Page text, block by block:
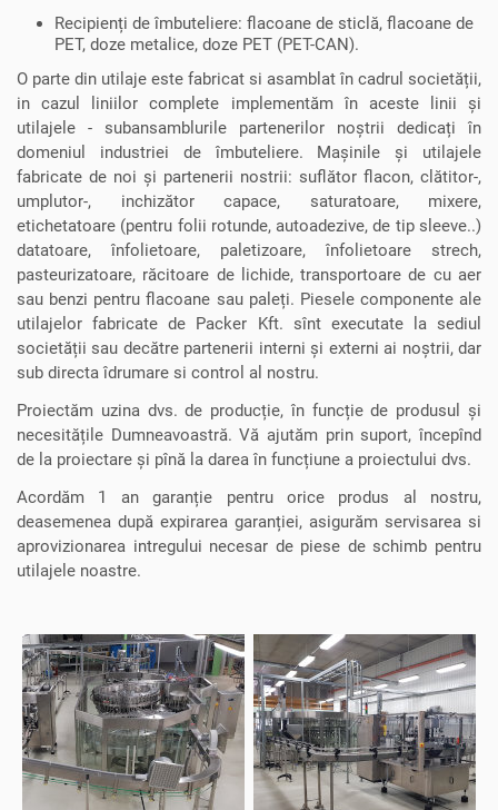
Recipienți de îmbuteliere: flacoane de sticlă, flacoane de
PET, doze metalice, doze PET (PET-CAN).
O parte din utilaje este fabricat si asamblat în cadrul societății,
in cazul liniilor complete implementăm în aceste linii și
utilajele - subansamblurile partenerilor noștrii dedicați în
domeniul industriei de îmbuteliere. Mașinile și utilajele
fabricate de noi și partenerii nostrii: suflător flacon, clătitor-,
umplutor-, inchizător capace, saturatoare, mixere,
etichetatoare (pentru folii rotunde, autoadezive, de tip sleeve..)
datatoare, înfolietoare, paletizoare, înfolietoare strech,
pasteurizatoare, răcitoare de lichide, transportoare de cu aer
sau benzi pentru flacoane sau paleți. Piesele componente ale
utilajelor fabricate de Packer Kft. sînt executate la sediul
societății sau decătre partenerii interni și externi ai noștrii, dar
sub directa îdrumare si control al nostru.
Proiectăm uzina dvs. de producție, în funcție de produsul și
necesitățile Dumneavoastră. Vă ajutăm prin suport, începînd
de la proiectare și pînă la darea în funcțiune a proiectului dvs.
Acordăm 1 an garanție pentru orice produs al nostru,
deasemenea după expirarea garanției, asigurăm servisarea si
aprovizionarea intregului necesar de piese de schimb pentru
utilajele noastre.